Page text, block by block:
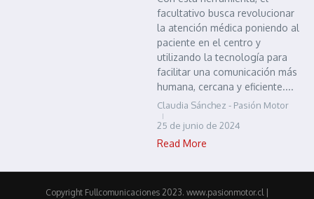
facultativo busca revolucionar
la atención médica poniendo al
paciente en el centro y
utilizando la tecnología para
facilitar una comunicación más
humana, cercana y eficiente....
Claudia Sánchez - Pasión Motor
25 de junio de 2024
Read More
Copyright Fullcomunicaciones 2023. www.pasionmotor.cl |